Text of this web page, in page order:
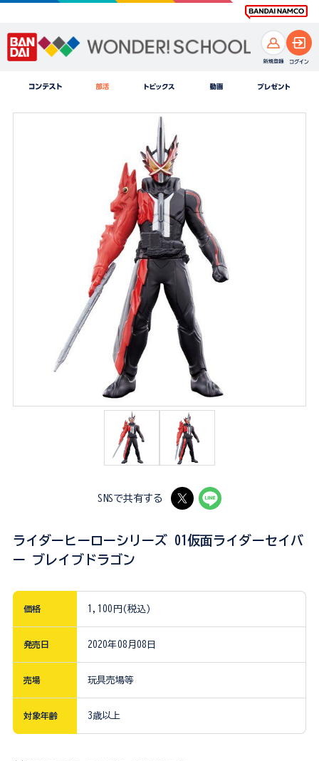
SNSで共有する
ライダーヒーローシリーズ 01仮面ライダーセイバ
ー ブレイブドラゴン
価格 1,100円(税込)
発売日 2020年08月08日
売場 玩具売場等
対象年齢 3歳以上